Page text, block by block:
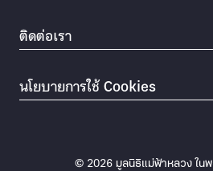
ติดต่อเรา
นโยบายการใช้ Cookies
© 2026 มูลนิธิแม่ฟ้าหลวง ใน